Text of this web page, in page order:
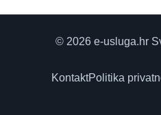
© 2026 e-usluga.hr
KontaktPolitika